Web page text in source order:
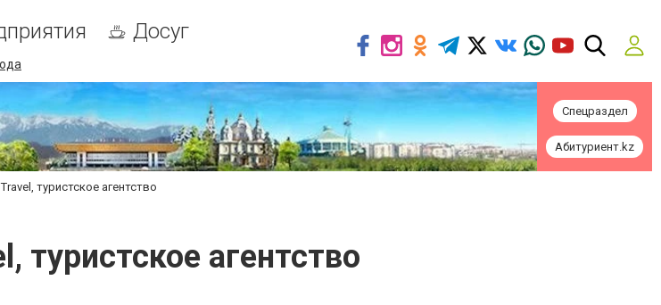
Досуг
Спецраздел
Абитуриент.kz
туристское агентство
туристское агентство